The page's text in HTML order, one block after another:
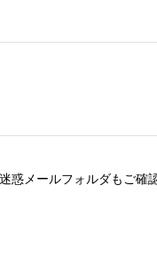
メールフォルダもご確